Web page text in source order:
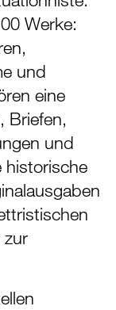
Werke:
und
eine
Briefen,
und
historische
zur